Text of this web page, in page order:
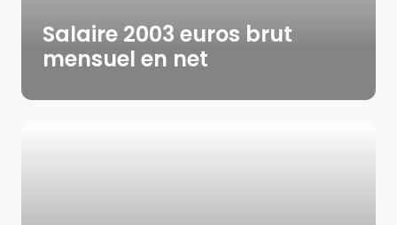
Salaire 2003 euros brut
mensuel en net